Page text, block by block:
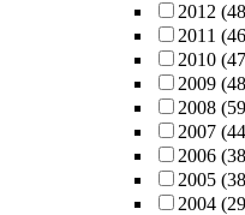
2012
2011
2010
2009
2008
2007
2006
2005
2004